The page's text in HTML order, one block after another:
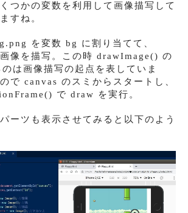
つかの変数を利用して画像描写して
すね。
を変数 bg に割り当てて、
像を描写。この時 drawImage() の
は画像描写の起点を表していま
で canvas のスミからスタートし、
で draw を実行。
ーツも表示させてみると以下のよう